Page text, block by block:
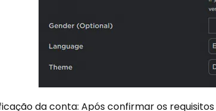
da conta: Após confirmar os